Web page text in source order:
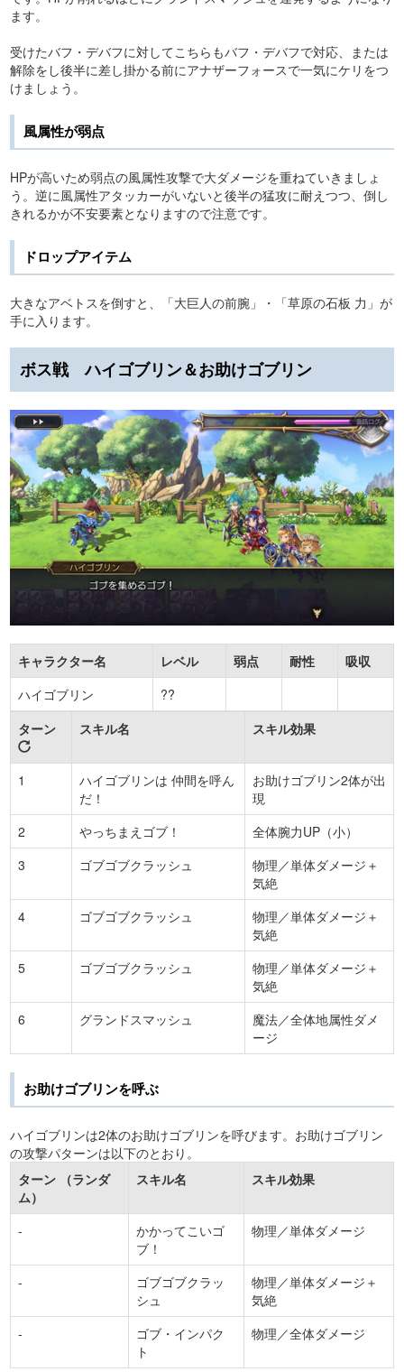
ます。
受けたバフ・デバフに対してこちらもバフ・デバフで対応、または
解除をし後半に差し掛かる前にアナザーフォースで一気にケリをつ
けましょう。
風属性が弱点
HPが高いため弱点の風属性攻撃で大ダメージを重ねていきましょ
う。逆に風属性アタッカーがいないと後半の猛攻に耐えつつ、倒し
きれるかが不安要素となりますので注意です。
ドロップアイテム
大きなアベトスを倒すと、「大巨人の前腕」・「草原の石板 力」が
手に入ります。
ボス戦 ハイゴブリン＆お助けゴブリン
キャラクター名 レベル 弱点 耐性
吸収
ハイゴブリン
??
ターン
スキル名 スキル効果
1
ハイゴブリンは 仲間を呼ん
だ！
お助けゴブリン2体が出
現
2
やっちまえゴブ！
全体腕力UP（小）
3
ゴブゴブクラッシュ
物理／単体ダメージ＋
気絶
4
ゴブゴブクラッシュ
物理／単体ダメージ＋
気絶
5
ゴブゴブクラッシュ
物理／単体ダメージ＋
気絶
6
グランドスマッシュ
魔法／全体地属性ダメ
ージ
お助けゴブリンを呼ぶ
ハイゴブリンは2体のお助けゴブリンを呼びます。お助けゴブリン
の攻撃パターンは以下のとおり。
ターン （ランダ
ム）
スキル名 スキル効果
-
かかってこいゴ
ブ！
物理／単体ダメージ
-
ゴブゴブクラッ
シュ
物理／単体ダメージ＋
気絶
-
ゴブ・インパク
ト
物理／全体ダメージ